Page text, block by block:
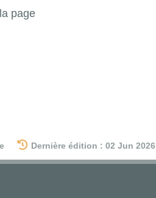
page
Dernière édition : 02 Jun 2026